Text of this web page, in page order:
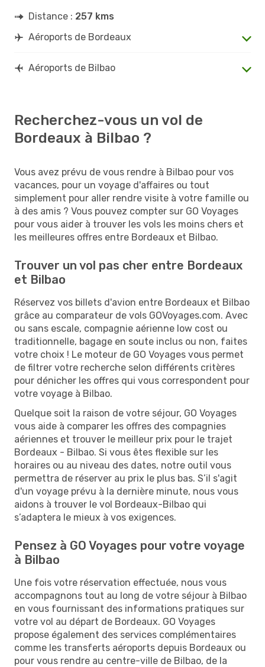
Distance : 257 kms
Aéroports de Bordeaux
Aéroports de Bilbao
Recherchez-vous un vol de
Bordeaux à Bilbao ?
Vous avez prévu de vous rendre à Bilbao pour vos
vacances, pour un voyage d'affaires ou tout
simplement pour aller rendre visite à votre famille ou
à des amis ? Vous pouvez compter sur GO Voyages
pour vous aider à trouver les vols les moins chers et
les meilleures offres entre Bordeaux et Bilbao.
Trouver un vol pas cher entre Bordeaux
et Bilbao
Réservez vos billets d'avion entre Bordeaux et Bilbao
grâce au comparateur de vols GOVoyages.com. Avec
ou sans escale, compagnie aérienne low cost ou
traditionnelle, bagage en soute inclus ou non, faites
votre choix ! Le moteur de GO Voyages vous permet
de filtrer votre recherche selon différents critères
pour dénicher les offres qui vous correspondent pour
votre voyage à Bilbao.
Quelque soit la raison de votre séjour, GO Voyages
vous aide à comparer les offres des compagnies
aériennes et trouver le meilleur prix pour le trajet
Bordeaux - Bilbao. Si vous êtes flexible sur les
horaires ou au niveau des dates, notre outil vous
permettra de réserver au prix le plus bas. S’il s'agit
d'un voyage prévu à la dernière minute, nous vous
aidons à trouver le vol Bordeaux-Bilbao qui
s’adaptera le mieux à vos exigences.
Pensez à GO Voyages pour votre voyage
à Bilbao
Une fois votre réservation effectuée, nous vous
accompagnons tout au long de votre séjour à Bilbao
en vous fournissant des informations pratiques sur
votre vol au départ de Bordeaux. GO Voyages
propose également des services complémentaires
comme les transferts aéroports depuis Bordeaux ou
pour vous rendre au centre-ville de Bilbao, de la